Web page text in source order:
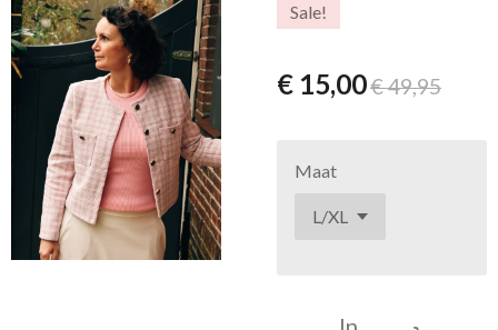
Sale!
€ 15,00€ 49,95
Maat